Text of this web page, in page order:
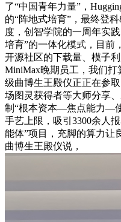
了“中国青年力量”，
的“阵地式培育”，最终登
度，创智学院的一周年实
培育”的一体化模式，目前
开源社区的下载量、模子
MiniMax晚期员工，我们打
级曲博生王殿仪正正在参
场图灵获得者等大师分享
制“根本资本—焦点能力—
手艺上限，吸引3300余人
能体”项目，充脚的算力让
曲博生王殿仪说，